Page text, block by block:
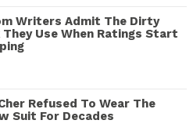
Writers Admit The Dirty
Use When Ratings Start
Refused To Wear The
Suit For Decades